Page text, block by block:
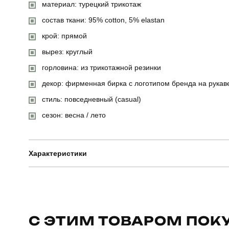
материал: турецкий трикотаж
состав ткани: 95% cotton, 5% elastan
крой: прямой
вырез: круглый
горловина: из трикотажной резинки
декор: фирменная бирка с логотипом бренда на
стиль: повседневный (casual)
сезон: весна / лето
Характеристики
С ЭТИМ ТОВАРОМ